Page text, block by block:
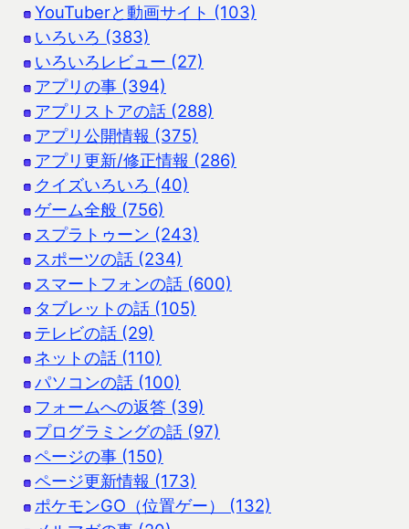
YouTuberと動画サイト (103)
いろいろ (383)
いろいろレビュー (27)
アプリの事 (394)
アプリストアの話 (288)
アプリ公開情報 (375)
アプリ更新/修正情報 (286)
クイズいろいろ (40)
ゲーム全般 (756)
スプラトゥーン (243)
スポーツの話 (234)
スマートフォンの話 (600)
タブレットの話 (105)
テレビの話 (29)
ネットの話 (110)
パソコンの話 (100)
フォームへの返答 (39)
プログラミングの話 (97)
ページの事 (150)
ページ更新情報 (173)
ポケモンGO（位置ゲー） (132)